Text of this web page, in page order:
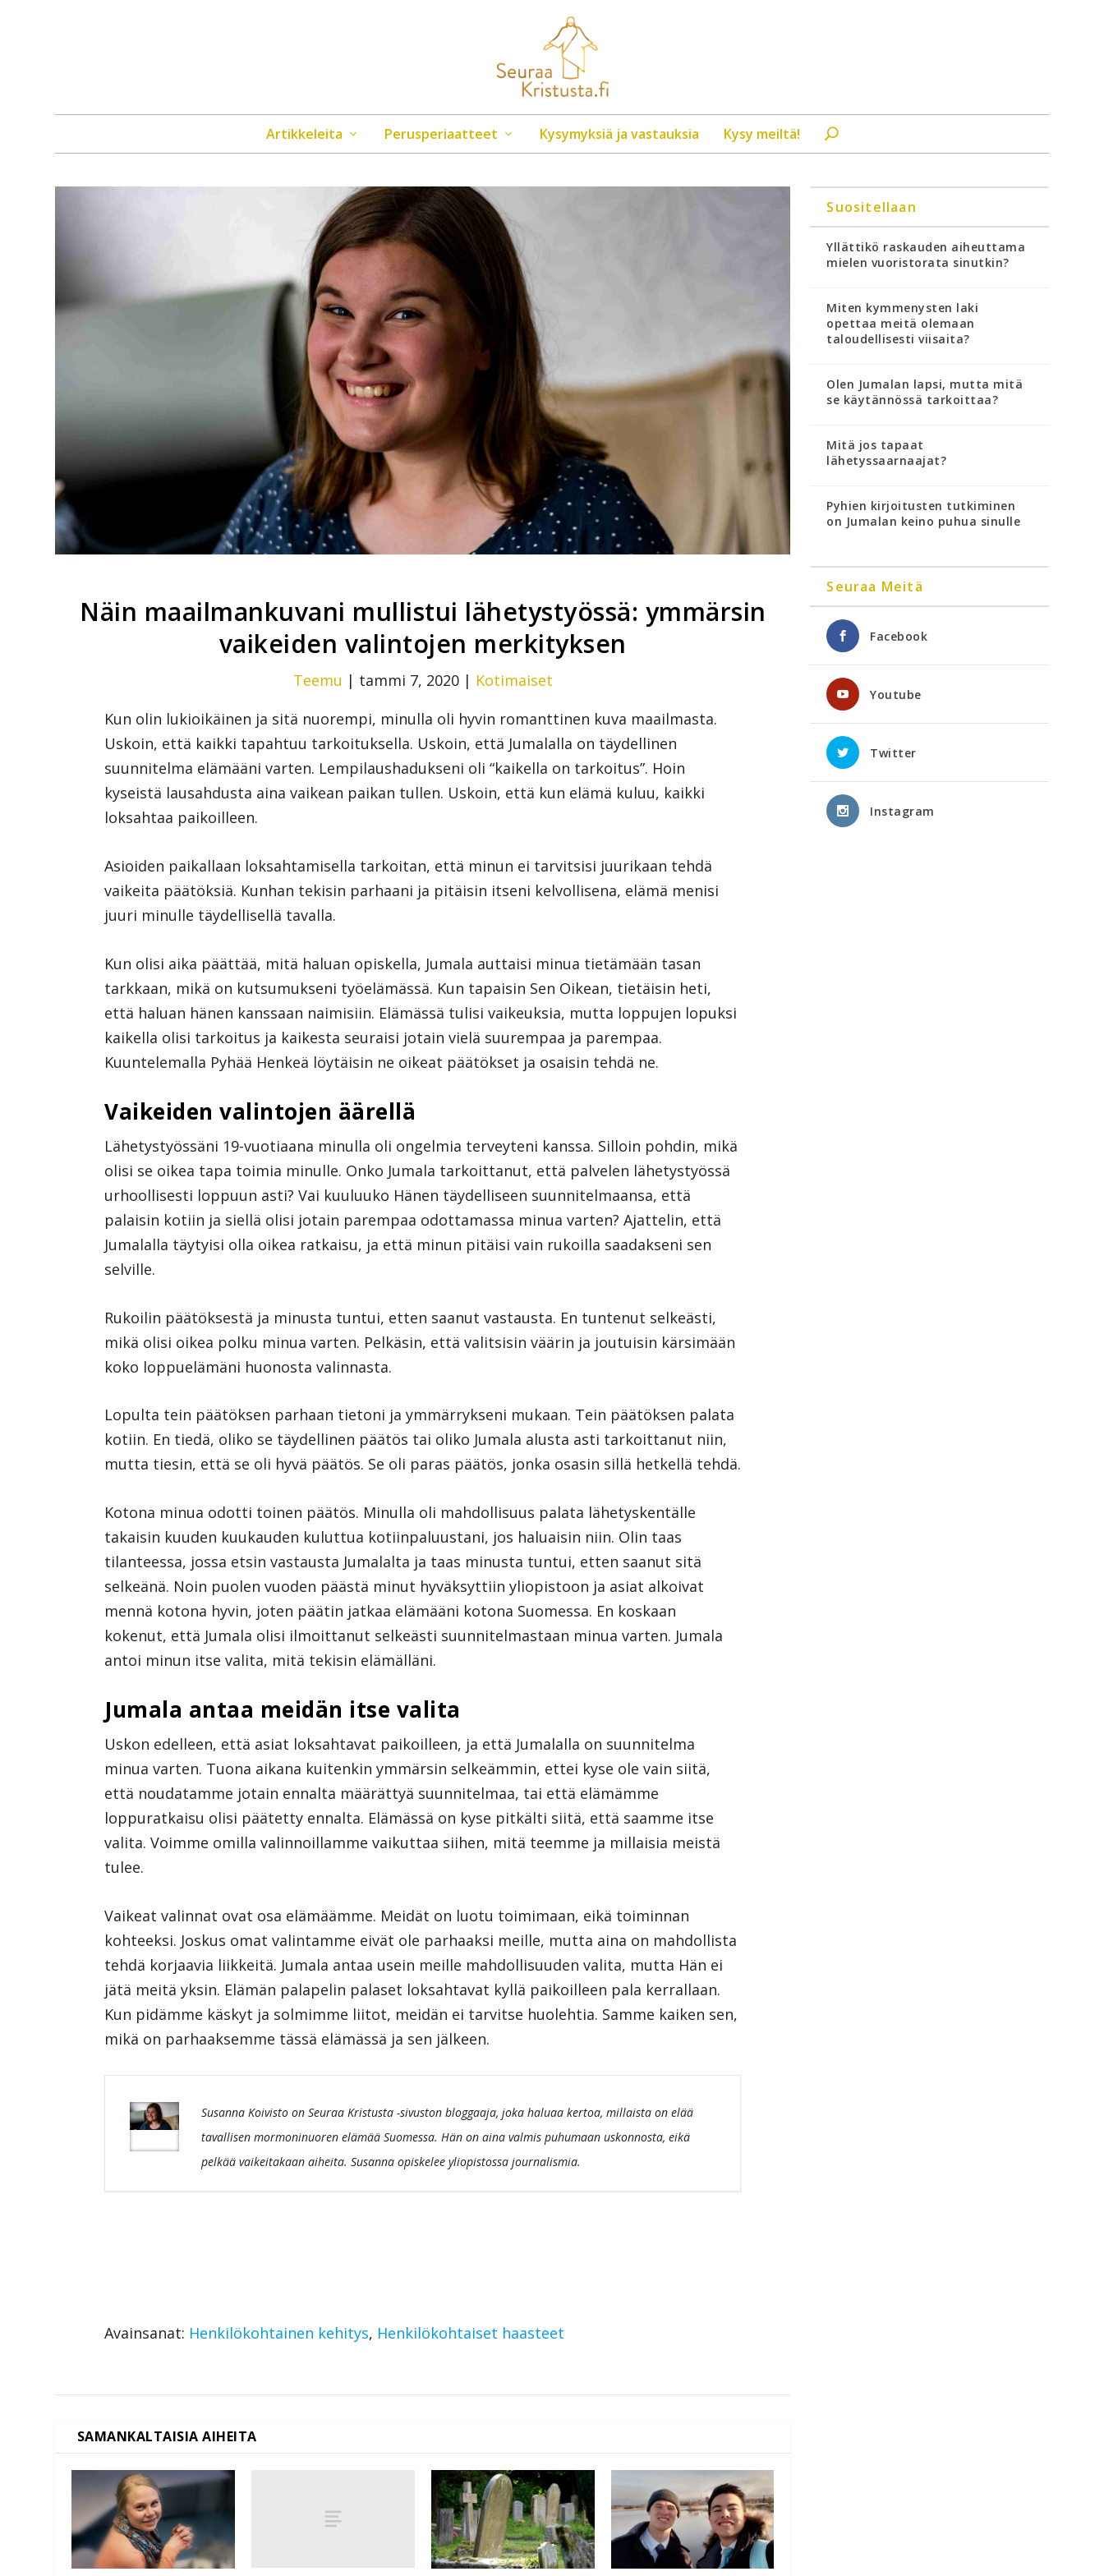
Artikkeleita Perusperiaatteet Kysymyksiä ja vastauksia Kysy meiltä!
Näin maailmankuvani mullistui lähetystyössä: ymmärsin
vaikeiden valintojen merkityksen
Teemu | tammi 7, 2020| Kotimaiset
Kun olin lukioikäinen ja sitä nuorempi, minulla oli hyvin romanttinen kuva maailmasta.
Uskoin, että kaikki tapahtuu tarkoituksella. Uskoin, että Jumalalla on täydellinen
suunnitelma elämääni varten. Lempilaushadukseni oli “kaikella on tarkoitus”. Hoin
kyseistä lausahdusta aina vaikean paikan tullen. Uskoin, että kun elämä kuluu, kaikki
loksahtaa paikoilleen.
Asioiden paikallaan loksahtamisella tarkoitan, että minun ei tarvitsisi juurikaan tehdä
vaikeita päätöksiä. Kunhan tekisin parhaani ja pitäisin itseni kelvollisena, elämä menisi
juuri minulle täydellisellä tavalla.
Kun olisi aika päättää, mitä haluan opiskella, Jumala auttaisi minua tietämään tasan
tarkkaan, mikä on kutsumukseni työelämässä. Kun tapaisin Sen Oikean, tietäisin heti,
että haluan hänen kanssaan naimisiin. Elämässä tulisi vaikeuksia, mutta loppujen lopuksi
kaikella olisi tarkoitus ja kaikesta seuraisi jotain vielä suurempaa ja parempaa.
Kuuntelemalla Pyhää Henkeä löytäisin ne oikeat päätökset ja osaisin tehdä ne.
Vaikeiden valintojen äärellä
Lähetystyössäni 19-vuotiaana minulla oli ongelmia terveyteni kanssa. Silloin pohdin, mikä
olisi se oikea tapa toimia minulle. Onko Jumala tarkoittanut, että palvelen lähetystyössä
urhoollisesti loppuun asti? Vai kuuluuko Hänen täydelliseen suunnitelmaansa, että
palaisin kotiin ja siellä olisi jotain parempaa odottamassa minua varten? Ajattelin, että
Jumalalla täytyisi olla oikea ratkaisu, ja että minun pitäisi vain rukoilla saadakseni sen
selville.
Rukoilin päätöksestä ja minusta tuntui, etten saanut vastausta. En tuntenut selkeästi,
mikä olisi oikea polku minua varten. Pelkäsin, että valitsisin väärin ja joutuisin kärsimään
koko loppuelämäni huonosta valinnasta.
Lopulta tein päätöksen parhaan tietoni ja ymmärrykseni mukaan. Tein päätöksen palata
kotiin. En tiedä, oliko se täydellinen päätös tai oliko Jumala alusta asti tarkoittanut niin,
mutta tiesin, että se oli hyvä päätös. Se oli paras päätös, jonka osasin sillä hetkellä tehdä.
Kotona minua odotti toinen päätös. Minulla oli mahdollisuus palata lähetyskentälle
takaisin kuuden kuukauden kuluttua kotiinpaluustani, jos haluaisin niin. Olin taas
tilanteessa, jossa etsin vastausta Jumalalta ja taas minusta tuntui, etten saanut sitä
selkeänä. Noin puolen vuoden päästä minut hyväksyttiin yliopistoon ja asiat alkoivat
mennä kotona hyvin, joten päätin jatkaa elämääni kotona Suomessa. En koskaan
kokenut, että Jumala olisi ilmoittanut selkeästi suunnitelmastaan minua varten. Jumala
antoi minun itse valita, mitä tekisin elämälläni.
Jumala antaa meidän itse valita
Uskon edelleen, että asiat loksahtavat paikoilleen, ja että Jumalalla on suunnitelma
minua varten. Tuona aikana kuitenkin ymmärsin selkeämmin, ettei kyse ole vain siitä,
että noudatamme jotain ennalta määrättyä suunnitelmaa, tai että elämämme
loppuratkaisu olisi päätetty ennalta. Elämässä on kyse pitkälti siitä, että saamme itse
valita. Voimme omilla valinnoillamme vaikuttaa siihen, mitä teemme ja millaisia meistä
tulee.
Vaikeat valinnat ovat osa elämäämme. Meidät on luotu toimimaan, eikä toiminnan
kohteeksi. Joskus omat valintamme eivät ole parhaaksi meille, mutta aina on mahdollista
tehdä korjaavia liikkeitä. Jumala antaa usein meille mahdollisuuden valita, mutta Hän ei
jätä meitä yksin. Elämän palapelin palaset loksahtavat kyllä paikoilleen pala kerrallaan.
Kun pidämme käskyt ja solmimme liitot, meidän ei tarvitse huolehtia. Samme kaiken sen,
mikä on parhaaksemme tässä elämässä ja sen jälkeen.
Susanna Koivisto on Seuraa Kristusta -sivuston bloggaaja, joka haluaa kertoa, millaista on elää
tavallisen mormoninuoren elämää Suomessa. Hän on aina valmis puhumaan uskonnosta, eikä
pelkää vaikeitakaan aiheita. Susanna opiskelee yliopistossa journalismia.
Avainsanat: Henkilökohtainen kehitys, Henkilökohtaiset haasteet
Suositellaan
Yllättikö raskauden aiheuttama
mielen vuoristorata sinutkin?
Miten kymmenysten laki
opettaa meitä olemaan
taloudellisesti viisaita?
Olen Jumalan lapsi, mutta mitä
se käytännössä tarkoittaa?
Mitä jos tapaat
lähetyssaarnaajat?
Pyhien kirjoitusten tutkiminen
on Jumalan keino puhua sinulle
Seuraa Meitä
Facebook
Youtube
Twitter
Instagram